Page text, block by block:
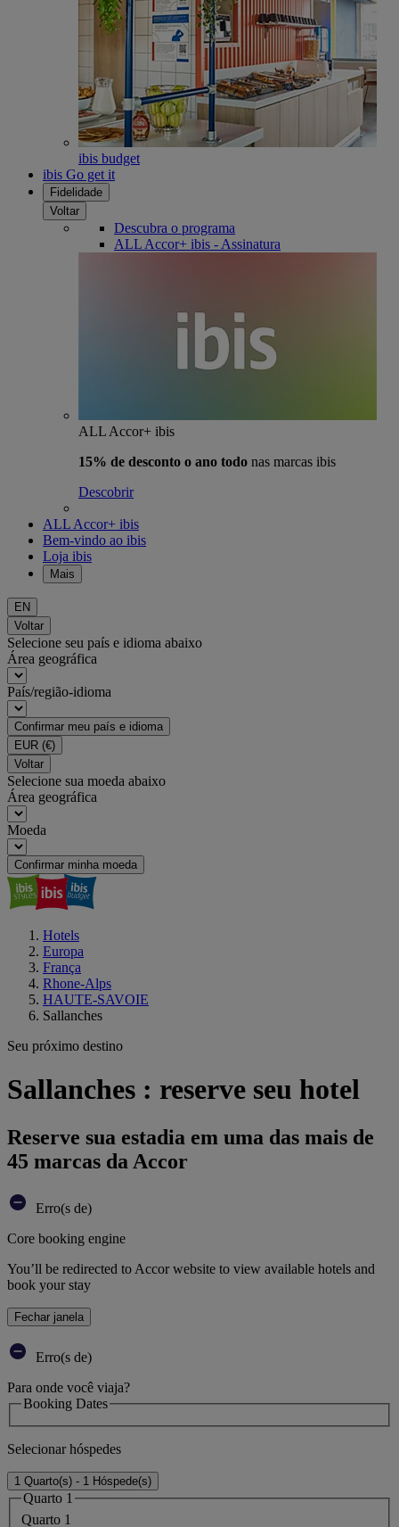
ibis budget
ibis Go get it
Fidelidade
Voltar
Descubra o programa
ALL Accor+ ibis - Assinatura
ALL Accor+ ibis
15% de desconto o ano todo nas marcas ibis
Descobrir
ALL Accor+ ibis
Bem-vindo ao ibis
Loja ibis
Mais
EN
Voltar
Selecione seu país e idioma abaixo
Área geográfica
País/região-idioma
Confirmar meu país e idioma
EUR (€)
Voltar
Selecione sua moeda abaixo
Área geográfica
Moeda
Confirmar minha moeda
Hotels
Europa
França
Rhone-Alps
HAUTE-SAVOIE
Sallanches
Seu próximo destino
Sallanches : reserve seu hotel
Reserve sua estadia em uma das mais de
45 marcas da Accor
Erro(s de)
Core booking engine
You’ll be redirected to Accor website to view available hotels and
book your stay
Fechar janela
Erro(s de)
Para onde você viaja?
Booking Dates
Selecionar hóspedes
1 Quarto(s) - 1 Hóspede(s)
Quarto 1
Quarto 1